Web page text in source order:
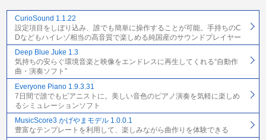
CurioSound 1.1.22
設定項目をしぼり込み、誰でも簡単に操作することが可能。手持ちのC
Dなどもハイレゾ相当の高音質で楽しめる純国産のサウンドプレイヤー
Deep Blue Juke 1.3
気持ちの安らぐ環境音楽と映像をエンドレスに再生してくれる“自動作
曲・演奏ソフト”
Everyone Piano 1.9.3.31
7日間で誰でもピアニストに。美しい音色のピアノ演奏を気軽に楽しめ
るシミュレーションソフト
MusicScore3 かげやまモデル 1.0.0.1
豊富なテンプレートを利用して、楽しみながら曲作りを体験できる